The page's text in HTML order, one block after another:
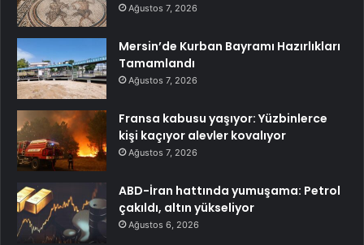
Ağustos 7, 2026
Mersin’de Kurban Bayramı Hazırlıkları
Tamamlandı
Ağustos 7, 2026
Fransa kabusu yaşıyor: Yüzbinlerce
kişi kaçıyor alevler kovalıyor
Ağustos 7, 2026
ABD-İran hattında yumuşama: Petrol
çakıldı, altın yükseliyor
Ağustos 6, 2026